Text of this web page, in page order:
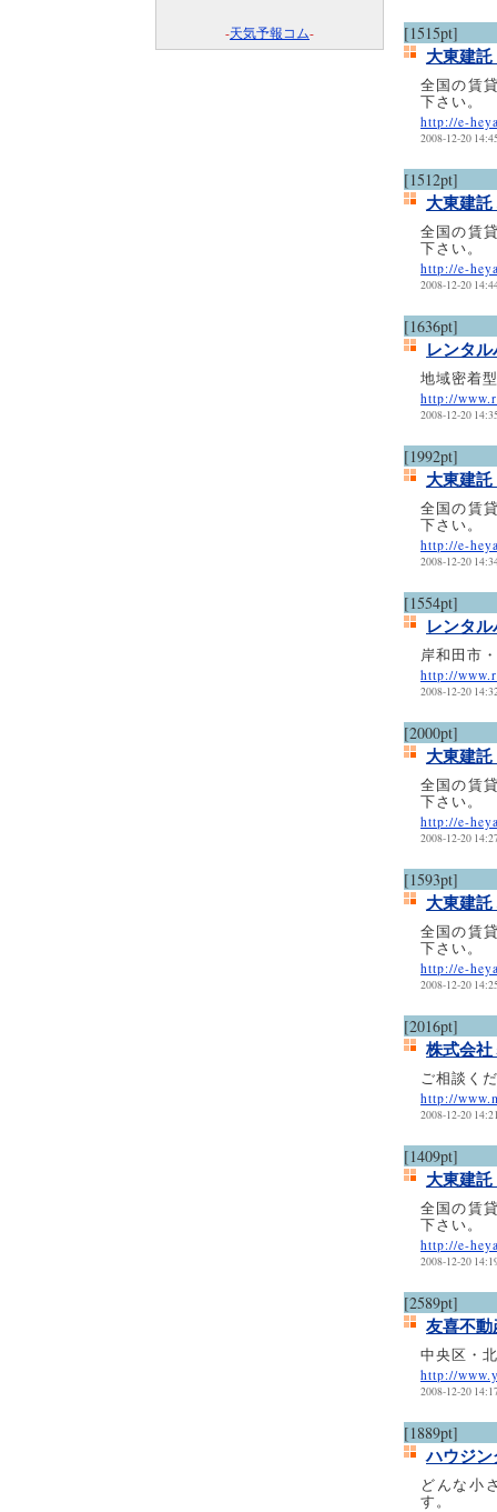
[1515pt]
大東建
全国の賃
下さい。
http://e-
2008-12-20
[1512pt]
大東建
全国の賃
下さい。
http://e-
2008-12-20
[1636pt]
レンタ
地域密着
http://
2008-12-20
[1992pt]
大東建
全国の賃
下さい。
http://e-
2008-12-20
[1554pt]
レンタ
岸和田市
http://
2008-12-20
[2000pt]
大東建
全国の賃
下さい。
http://e-
2008-12-20
[1593pt]
大東建
全国の賃
下さい。
http://e-
2008-12-20
[2016pt]
株式会
ご相談く
http://
2008-12-20
[1409pt]
大東建
全国の賃
下さい。
http://e-
2008-12-20
[2589pt]
友喜不
中央区・
http://
2008-12-20
[1889pt]
ハウジ
どんな小
す。
-天気予報コム-